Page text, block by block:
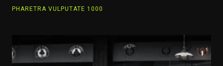
PHARETRA VULPUTATE 1000